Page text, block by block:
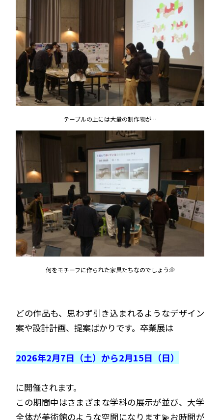
テーブルの上には大量の制作物が…
何をモチーフに作られた家具たちなのでしょう💭
どの作品も、思わず引き込まれるようなデザイン
案や設計計画、提案ばかりです。卒業展は
2026年2月7日（土）から2月15日（日）
に開催されます。
この期間中はさまざまな学科の展示が並び、大学
全体が美術館のような空間になります💫お時間が